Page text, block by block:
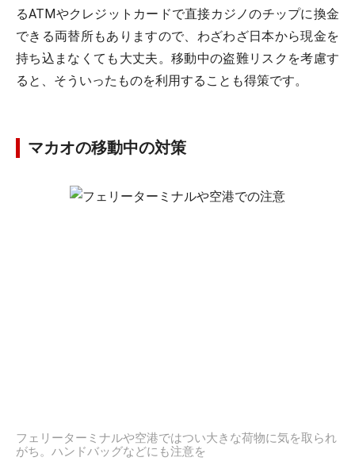
るATMやクレジットカードで直接カジノのチップに換金
できる両替所もありますので、わざわざ日本から現金を
持ち込まなくても大丈夫。移動中の盗難リスクを考慮す
ると、そういったものを利用することも得策です。
マカオの移動中の対策
フェリーターミナルや空港ではつい大きな荷物に気を取られ
がち。ハンドバッグなどにも注意を